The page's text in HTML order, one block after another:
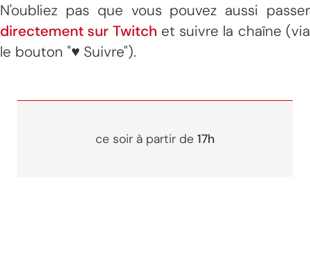
N'oubliez pas que vous pouvez aussi passer
directement sur Twitch et suivre la chaîne (via
le bouton "♥ Suivre").
ce soir à partir de 17h